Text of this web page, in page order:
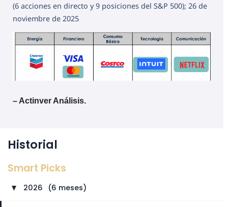
(6 acciones en directo y 9 posiciones del S&P 500); 26 de
noviembre de 2025
– Actinver Análisis.
Historial
Smart Picks
► 2026 (6 meses)